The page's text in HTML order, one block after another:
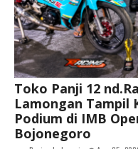
Toko Panji 12
Lamongan Tampil
Podium di IMB
Bojonegoro